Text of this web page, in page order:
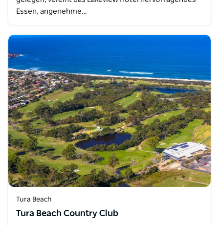
Essen, angenehme…
Tura Beach
Tura Beach Country Club